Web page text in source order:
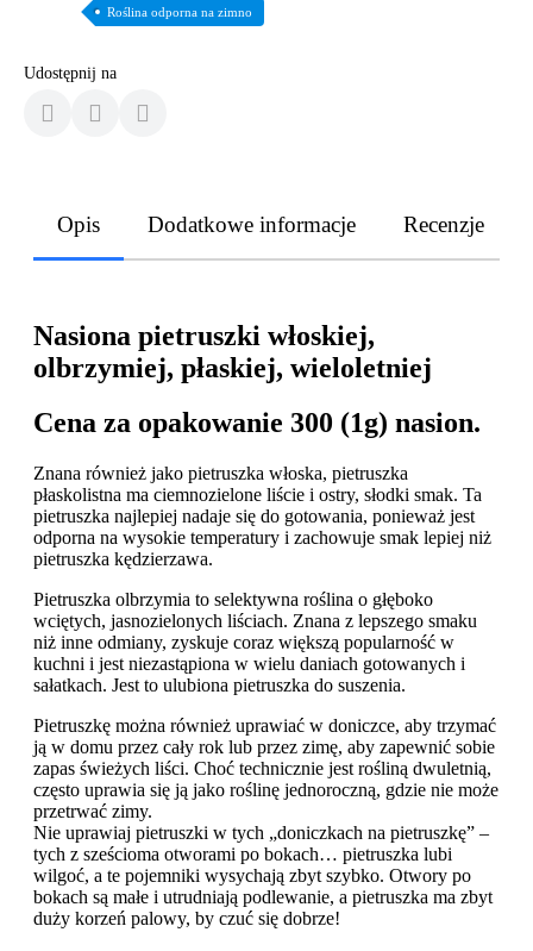
Roślina odporna na zimno
Udostępnij na
Opis Dodatkowe informacje Recenzje
Nasiona pietruszki włoskiej,
olbrzymiej, płaskiej, wieloletniej
Cena za opakowanie 300 (1g) nasion.
Znana również jako pietruszka włoska, pietruszka
płaskolistna ma ciemnozielone liście i ostry, słodki smak. Ta
pietruszka najlepiej nadaje się do gotowania, ponieważ jest
odporna na wysokie temperatury i zachowuje smak lepiej niż
pietruszka kędzierzawa.
Pietruszka olbrzymia to selektywna roślina o głęboko
wciętych, jasnozielonych liściach. Znana z lepszego smaku
niż inne odmiany, zyskuje coraz większą popularność w
kuchni i jest niezastąpiona w wielu daniach gotowanych i
sałatkach. Jest to ulubiona pietruszka do suszenia.
Pietruszkę można również uprawiać w doniczce, aby trzymać
ją w domu przez cały rok lub przez zimę, aby zapewnić sobie
zapas świeżych liści. Choć technicznie jest rośliną dwuletnią,
często uprawia się ją jako roślinę jednoroczną, gdzie nie może
przetrwać zimy.
Nie uprawiaj pietruszki w tych „doniczkach na pietruszkę” –
tych z sześcioma otworami po bokach… pietruszka lubi
wilgoć, a te pojemniki wysychają zbyt szybko. Otwory po
bokach są małe i utrudniają podlewanie, a pietruszka ma zbyt
duży korzeń palowy, by czuć się dobrze!